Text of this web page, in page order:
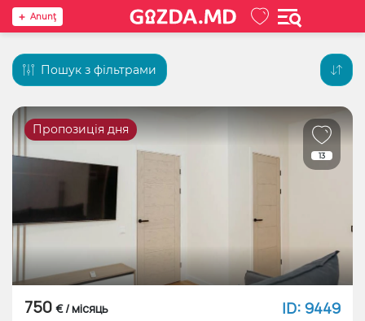
Anunţ
Пошук з фільтрами
13
Пропозиція дня
750 € / місяць ID: 9449